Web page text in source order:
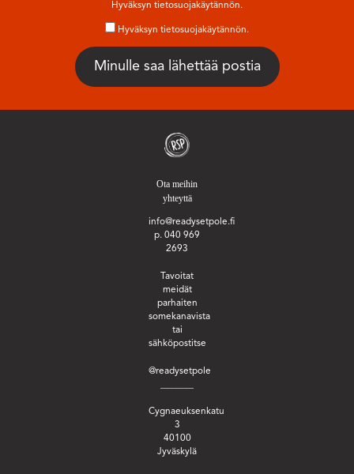
Hyväksyn tietosuojakäytännön.
Hyväksyn tietosuojakäytännön.
Ota meihin
yhteyttä
info@readysetpole.fi
p. 040 969
2693
Tavoitat
meidät
parhaiten
somekanavista
tai
sähköpostitse
@readysetpole
Cygnaeuksenkatu
3
40100
Jyväskylä